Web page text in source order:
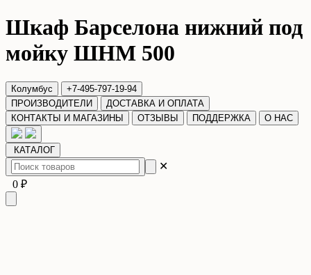
Шкаф Барселона нижний под
мойку ШНМ 500
Колумбус
+7-495-797-19-94
ПРОИЗВОДИТЕЛИ
ДОСТАВКА И ОПЛАТА
КОНТАКТЫ И МАГАЗИНЫ
ОТЗЫВЫ ПОДДЕРЖКА О НАС
КАТАЛОГ
✕
0 ₽